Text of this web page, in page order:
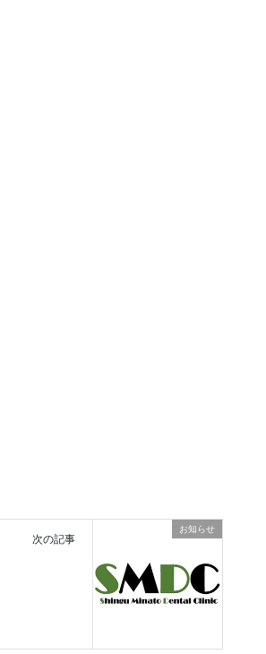
お知らせ
次の記事